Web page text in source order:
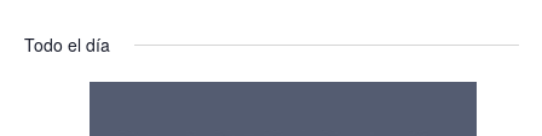
y
fecha.
Todo el día